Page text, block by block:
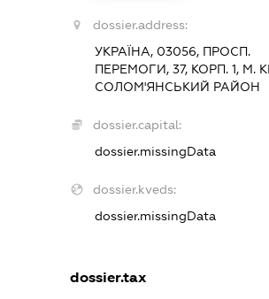
dossier.address:
УКРАЇНА, 03056, ПРОСП.
ПЕРЕМОГИ, 37, КОРП. 1, М.
СОЛОМ'ЯНСЬКИЙ РАЙОН
dossier.capital:
dossier.missingData
dossier.kveds:
dossier.missingData
dossier.tax